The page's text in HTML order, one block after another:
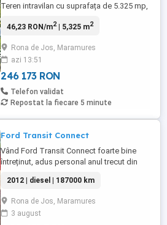
Teren intravilan cu suprafața de 5.325 mp,
doar 13 km de Sighetu Marmației, cu
cucerește din primul moment, această
proprietate oferă cadrul ideal pentru
dezvoltarea unei afaceri ...
46,23 RON/m2| 5,325 m2
Rona de Jos, Maramures
azi 13:51
246 173 RON
Telefon validat
Repostat la fiecare 5 minute
Ford Transit Connect
Vând Ford Transit Connect foarte bine
întreținut, adus personal anul trecut din
are rugină, a fost și este ținută doar în
garaj. Are 2 locuri, iar scaunul pasagerului
se poate rabata la nivelul podelei. Este
înmatriculată autoutilitară.
2012 | diesel | 187000 km
Rona de Jos, Maramures
3 august